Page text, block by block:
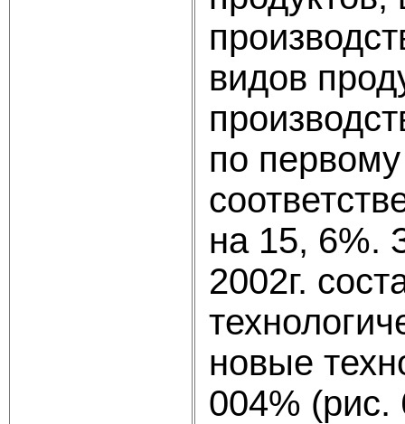
видов
по
на 15, 6%.
2002г.
новые
004% (рис.